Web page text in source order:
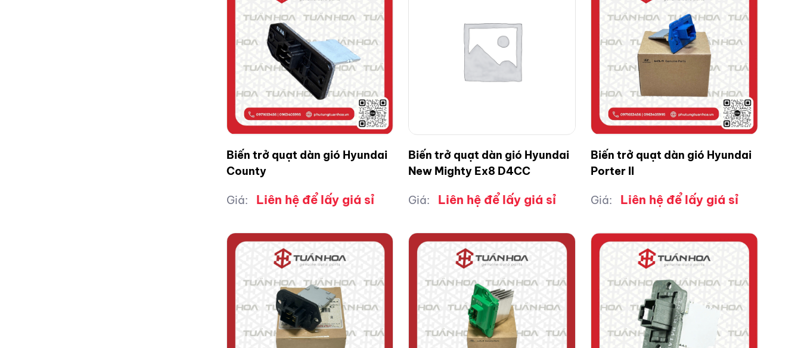
Biến trở quạt dàn gió Hyundai
County
Giá: Liên hệ để lấy giá sỉ
Biến trở quạt dàn gió Hyundai
New Mighty Ex8 D4CC
Giá: Liên hệ để lấy giá sỉ
Biến trở quạt dàn gió Hyundai
Porter II
Giá: Liên hệ để lấy giá sỉ